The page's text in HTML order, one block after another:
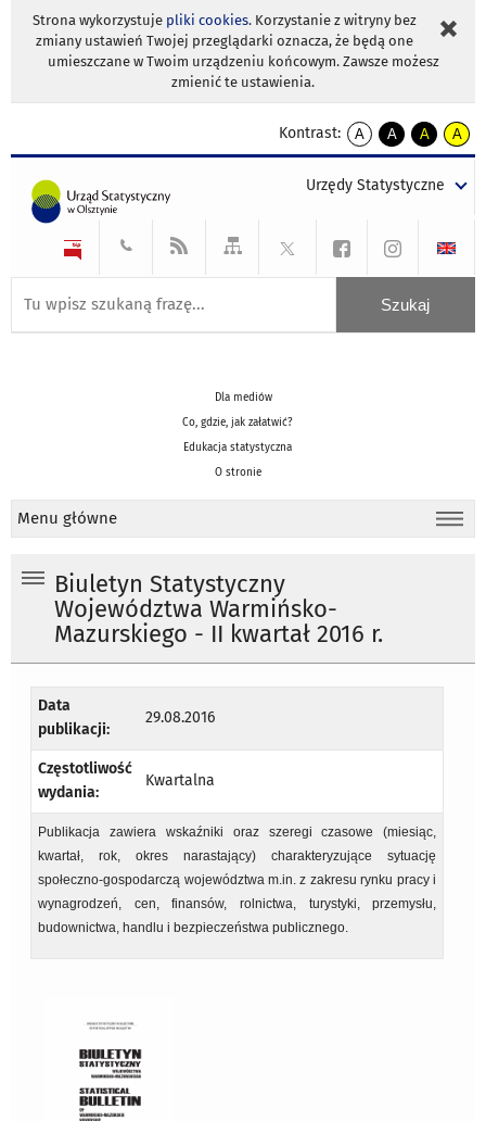
Strona wykorzystuje pliki cookies. Korzystanie z witryny bez
zmiany ustawień Twojej przeglądarki oznacza, że będą one
umieszczane w Twoim urządzeniu końcowym. Zawsze możesz
zmienić te ustawienia.
Kontrast:
A
kontrast
A
kontrast
tekst
czarnym
A
kontrast
tekst
czarnym
A
tekst
żółtym
Urzędy Statystyczne
Dla mediów
Co, gdzie, jak załatwić?
Edukacja statystyczna
O stronie
Menu główne
Biuletyn Statystyczny
Województwa Warmińsko-
Mazurskiego - II kwartał 2016 r.
Data
publikacji:
29.08.2016
Częstotliwość
wydania:
Kwartalna
Publikacja zawiera wskaźniki oraz szeregi czasowe (miesiąc,
kwartał, rok, okres narastający) charakteryzujące sytuację
społeczno-gospodarczą województwa m.in. z zakresu rynku pracy i
wynagrodzeń, cen, finansów, rolnictwa, turystyki, przemysłu,
budownictwa, handlu i bezpieczeństwa publicznego.